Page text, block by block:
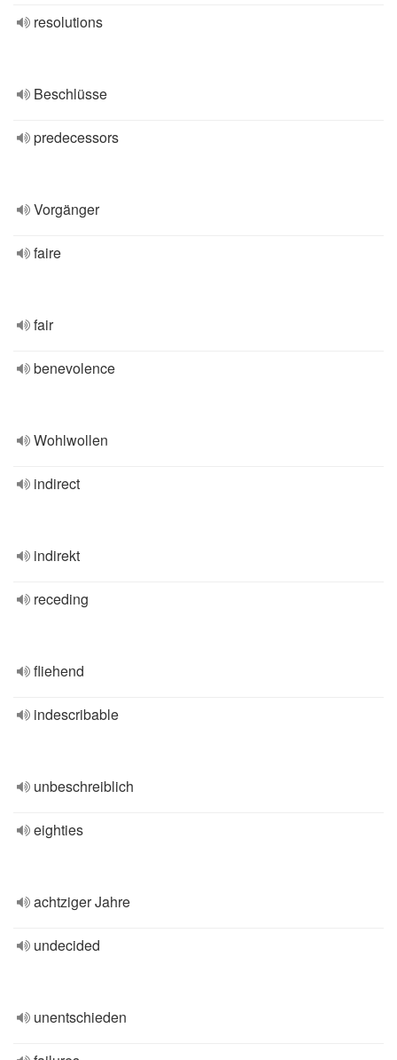
resolutions
Beschlüsse
predecessors
Vorgänger
faire
fair
benevolence
Wohlwollen
indirect
indirekt
receding
fliehend
indescribable
unbeschreiblich
eighties
achtziger Jahre
undecided
unentschieden